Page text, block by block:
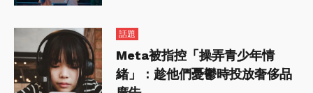
話題
Meta被指控「操弄青少年情
緒」：趁他們憂鬱時投放奢侈品